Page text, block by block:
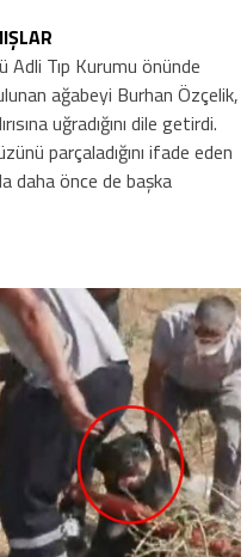
Adli Tıp Kurumu önünde
ağabeyi Burhan Özçelik,
uğradığını dile getirdi.
parçaladığını ifade eden
daha önce de başka